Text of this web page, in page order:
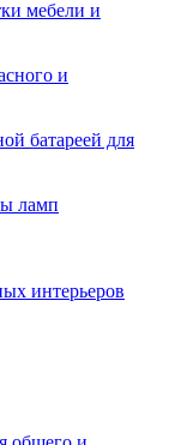
мебели и
и
батареей для
ламп
интерьеров